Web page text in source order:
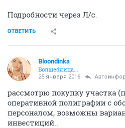
Подробности через Л/с.
ОТВЕТИТЬ
Bloondinka
Волшебница...
25 января 2016
рассмотрю покупку участка
оперативной полиграфии с
персоналом, возможны
инвестиций..